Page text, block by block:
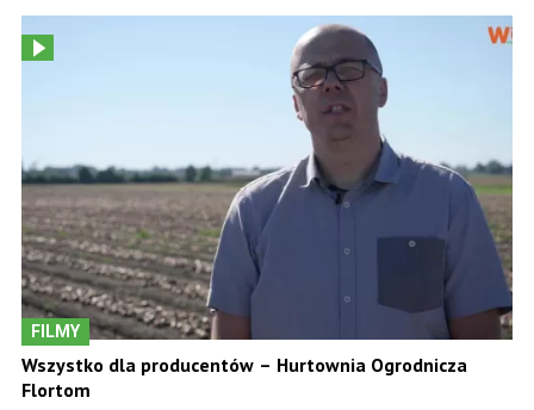
FILMY
Wszystko dla producentów – Hurtownia Ogrodnicza
Flortom